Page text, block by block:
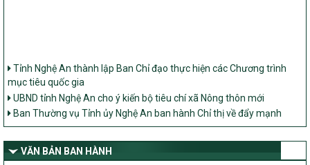
mục tiêu quốc gia
UBND tỉnh Nghệ An cho ý kiến bộ tiêu chí xã Nông thôn mới
Ban Thường vụ Tỉnh ủy Nghệ An ban hành Chỉ thị về đẩy mạnh
thực hiện Chương trình mục tiêu quốc gia xây dựng nông thôn mới,
dân tộc thiểu số và miền núi giai đoạn 2026 – 2030 trên địa bàn tỉnh
Nghệ An
VĂN BẢN BAN HÀNH